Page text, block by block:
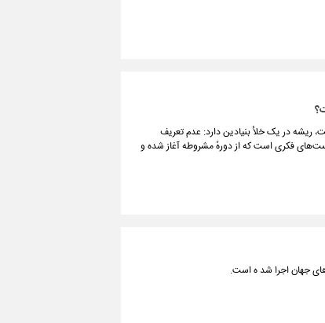
ریشه در یک خلأ بنیادین دارد: عدم تعریف
فکری است که از دورهٔ مشروطه آغاز شده و
جهان اجرا شد ه است.